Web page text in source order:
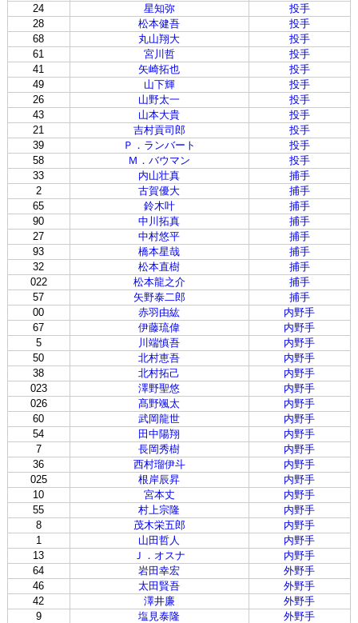
24
星知弥
投手
28
松本健吾
投手
68
丸山翔大
投手
61
宮川哲
投手
41
矢崎拓也
投手
49
山下輝
投手
26
山野太一
投手
43
山本大貴
投手
21
吉村貢司郎
投手
39
Ｐ．ランバート
投手
58
Ｍ．バウマン
投手
33
内山壮真
捕手
2
古賀優大
捕手
65
鈴木叶
捕手
90
中川拓真
捕手
27
中村悠平
捕手
93
橋本星哉
捕手
32
松本直樹
捕手
022
松本龍之介
捕手
57
矢野泰二郎
捕手
00
赤羽由紘
内野手
67
伊藤琉偉
内野手
5
川端慎吾
内野手
50
北村恵吾
内野手
38
北村拓己
内野手
023
澤野聖悠
内野手
026
髙野颯太
内野手
60
武岡龍世
内野手
54
田中陽翔
内野手
7
長岡秀樹
内野手
36
西村瑠伊斗
内野手
025
根岸辰昇
内野手
10
宮本丈
内野手
55
村上宗隆
内野手
8
茂木栄五郎
内野手
1
山田哲人
内野手
13
Ｊ．オスナ
内野手
64
岩田幸宏
外野手
46
太田賢吾
外野手
42
澤井廉
外野手
9
塩見泰隆
外野手